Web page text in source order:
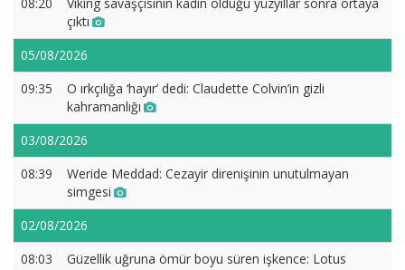
çıktı
05/08/2026
09:35
O ırkçılığa ‘hayır’ dedi: Claudette Colvin’in gizli
kahramanlığı
03/08/2026
08:39
Weride Meddad: Cezayir direnişinin unutulmayan
simgesi
02/08/2026
08:03
Güzellik uğruna ömür boyu süren işkence: Lotus